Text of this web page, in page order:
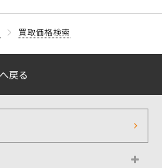
買取価格検索
戻る